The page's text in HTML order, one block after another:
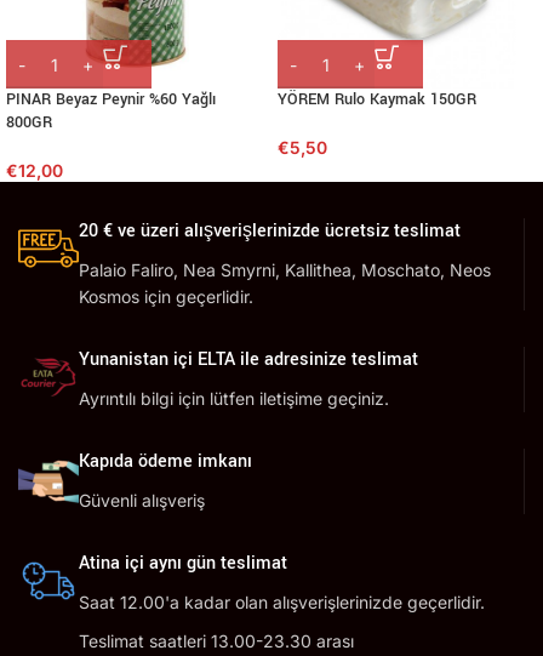
PINAR Beyaz Peynir %60 Yağlı
800GR
€12,00
YÖREM Rulo Kaymak 150GR
€5,50
20 € ve üzeri alışverişlerinizde ücretsiz teslimat
Palaio Faliro, Nea Smyrni, Kallithea, Moschato, Neos
Kosmos için geçerlidir.
Yunanistan içi ELTA ile adresinize teslimat
Ayrıntılı bilgi için lütfen iletişime geçiniz.
Kapıda ödeme imkanı
Güvenli alışveriş
Atina içi aynı gün teslimat
Saat 12.00'a kadar olan alışverişlerinizde geçerlidir.
Teslimat saatleri 13.00-23.30 arası